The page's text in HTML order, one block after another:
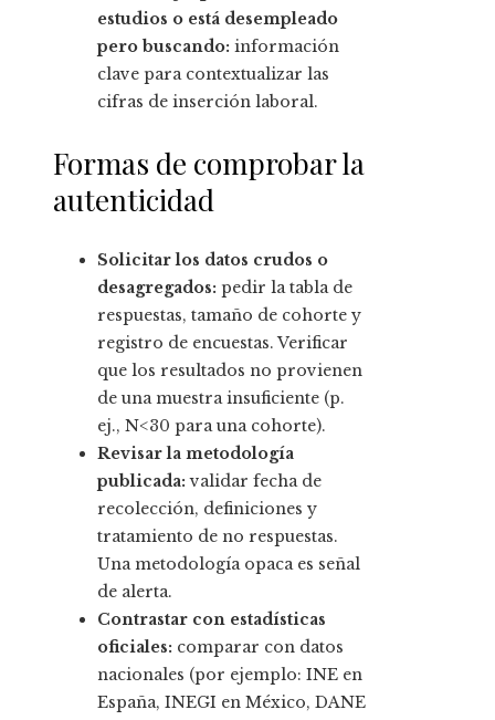
estudios o está desempleado
pero buscando: información
clave para contextualizar las
cifras de inserción laboral.
Formas de comprobar la
autenticidad
Solicitar los datos crudos o
desagregados: pedir la tabla de
respuestas, tamaño de cohorte y
registro de encuestas. Verificar
que los resultados no provienen
de una muestra insuficiente (p.
ej., N<30 para una cohorte).
Revisar la metodología
publicada: validar fecha de
recolección, definiciones y
tratamiento de no respuestas.
Una metodología opaca es señal
de alerta.
Contrastar con estadísticas
oficiales: comparar con datos
nacionales (por ejemplo: INE en
España, INEGI en México, DANE